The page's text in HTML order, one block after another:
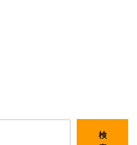
検